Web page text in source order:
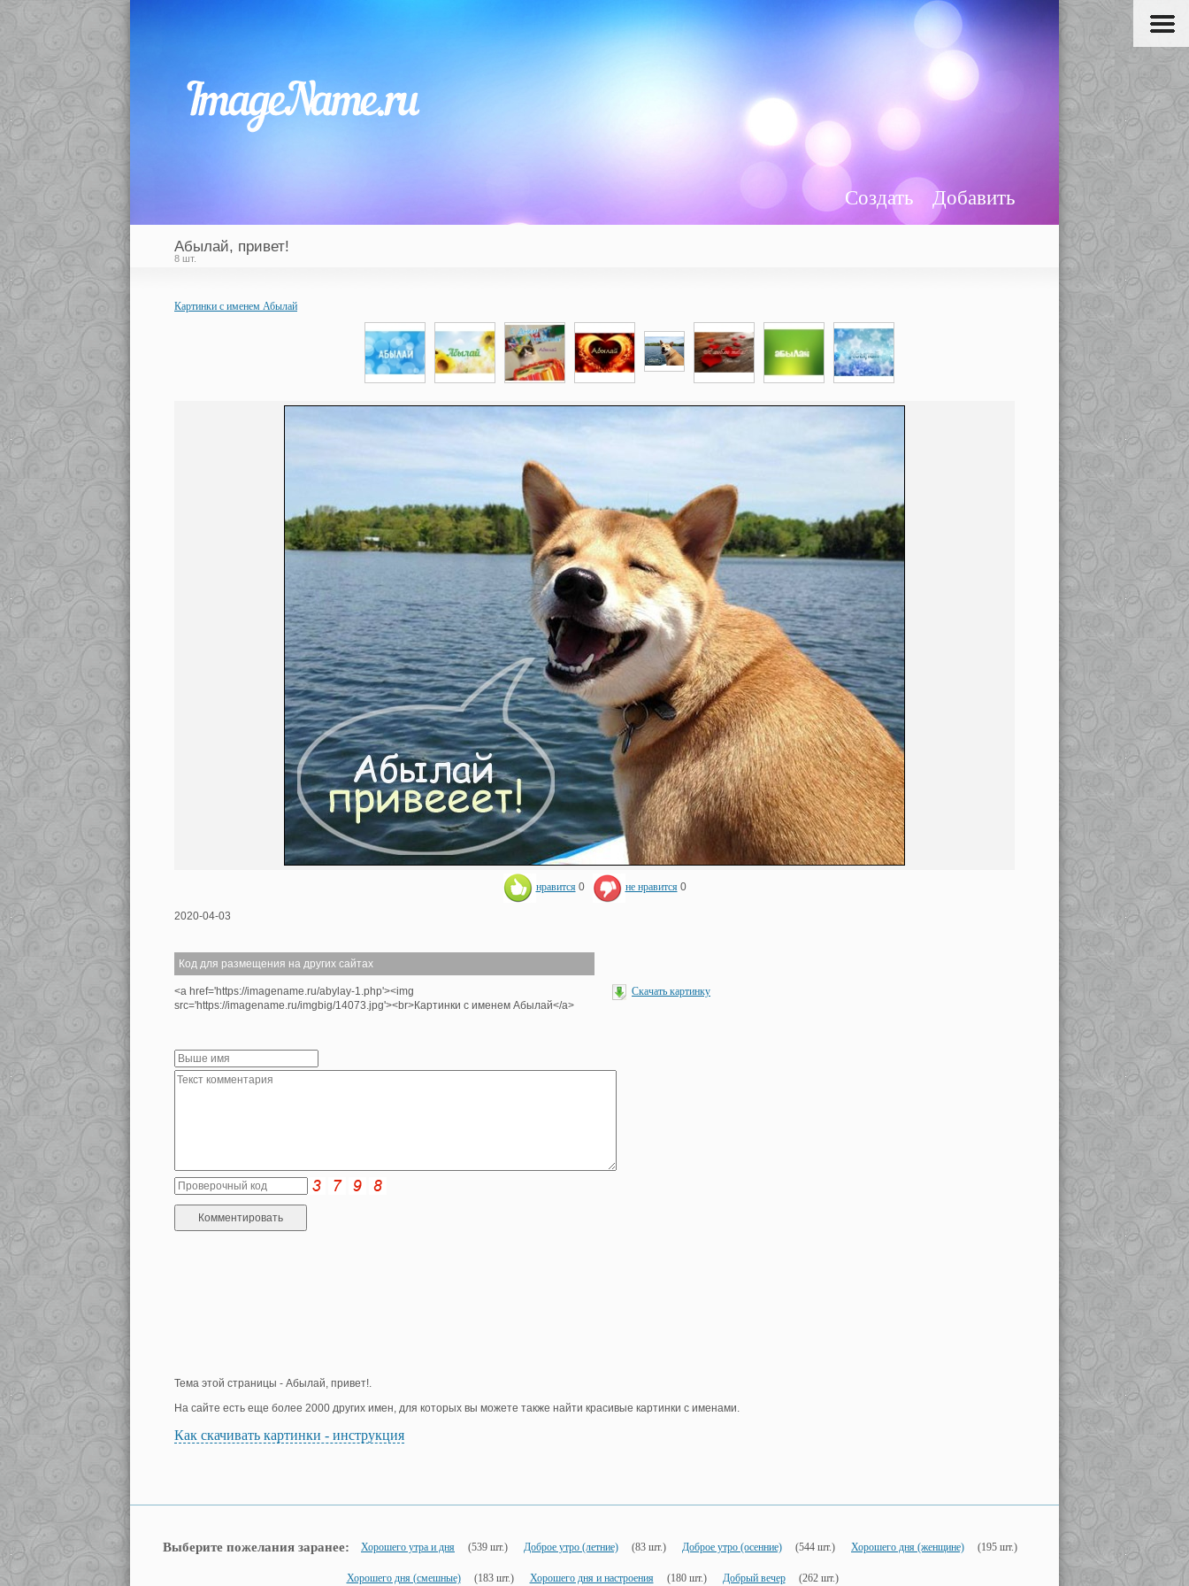
Добавить
Создать
Абылай, привет!
8 шт.
Картинки с именем Абылай
нравится 0 не нравится 0
2020-04-03
Код для размещения на других сайтах
<a href='https://imagename.ru/abylay-1.php'><img
src='https://imagename.ru/imgbig/14073.jpg'><br>Картинки с именем Абылай</a>
Скачать картинку
Тема этой страницы - Абылай, привет!.
На сайте есть еще более 2000 других имен, для которых вы можете также найти красивые картинки с именами.
Как скачивать картинки - инструкция
Выберите пожелания заранее: Хорошего утра и дня (539 шт.) Доброе утро (летние) (83 шт.) Доброе утро (осенние) (544 шт.) Хорошего дня (женщине) (195 шт.)
Хорошего дня (смешные) (183 шт.) Хорошего дня и настроения (180 шт.) Добрый вечер (262 шт.)